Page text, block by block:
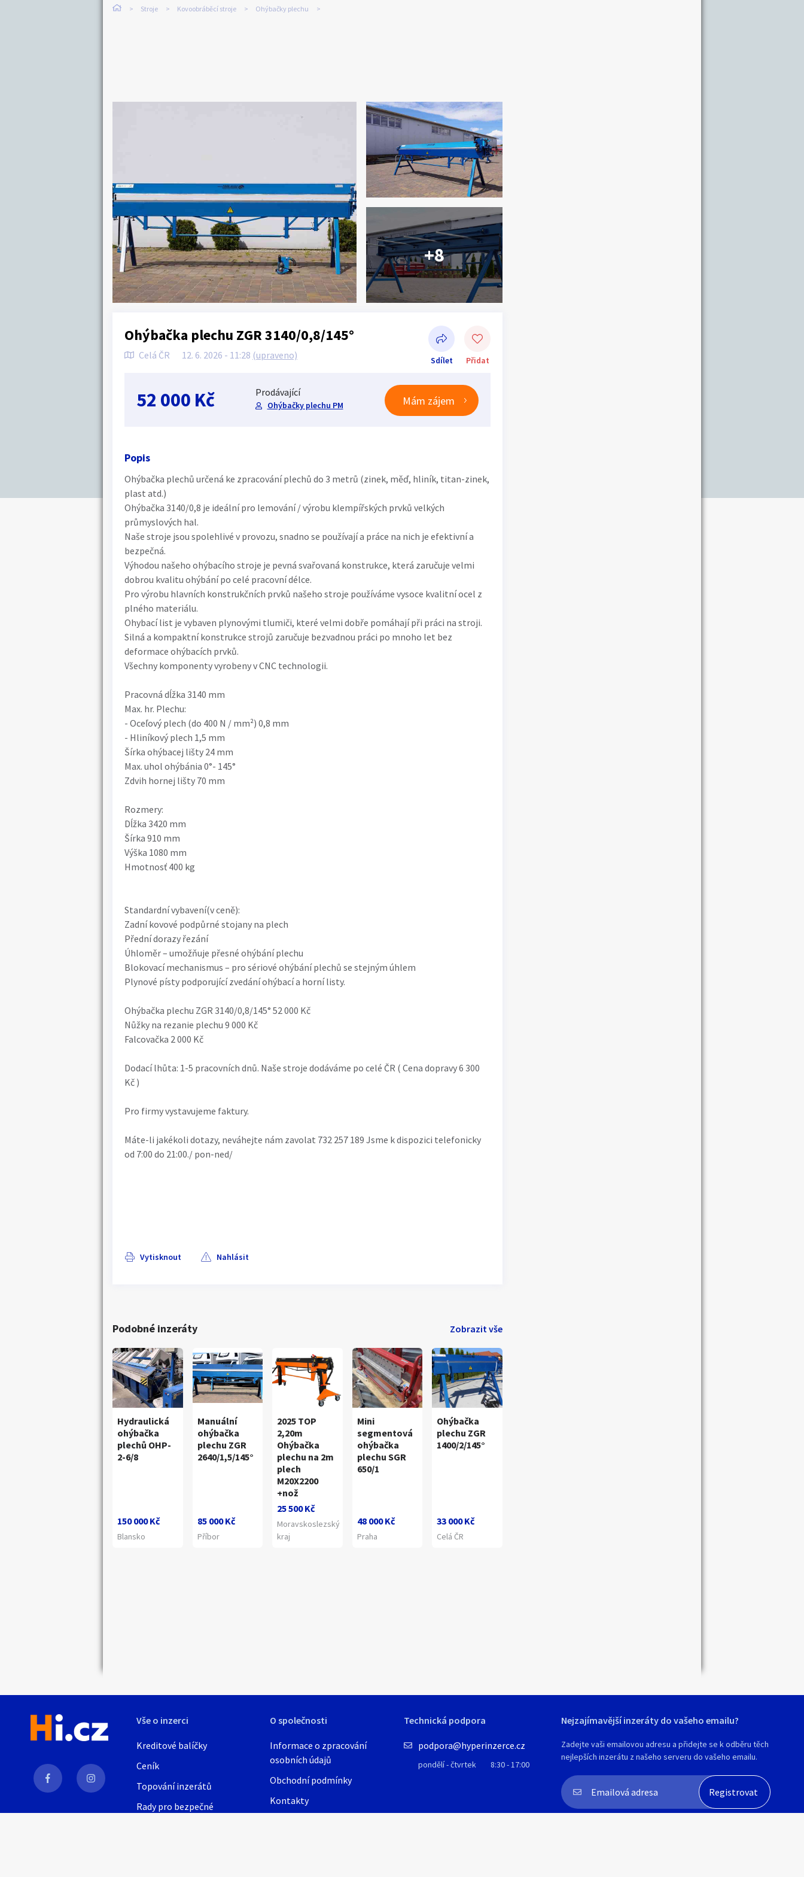
Stroje Kovoobráběcí stroje Ohýbačky plechu
+8
Ohýbačka plechu ZGR 3140/0,8/145°
Celá ČR 12. 6. 2026 - 11:28 (upraveno) Sdílet Přidat
Sdílet na Facebooku
52 000 Kč Prodávající
Ohýbačky plechu PM Mám zájem
Popis
Ohýbačka plechů určená ke zpracování plechů do 3 metrů (zinek, měď, hliník, titan-zinek,
plast atd.)
Ohýbačka 3140/0,8 je ideální pro lemování / výrobu klempířských prvků velkých
průmyslových hal.
Naše stroje jsou spolehlivé v provozu, snadno se používají a práce na nich je efektivní a
bezpečná.
Výhodou našeho ohýbacího stroje je pevná svařovaná konstrukce, která zaručuje velmi
dobrou kvalitu ohýbání po celé pracovní délce.
Pro výrobu hlavních konstrukčních prvků našeho stroje používáme vysoce kvalitní ocel z
plného materiálu.
Ohybací list je vybaven plynovými tlumiči, které velmi dobře pomáhají při práci na stroji.
Silná a kompaktní konstrukce strojů zaručuje bezvadnou práci po mnoho let bez
deformace ohýbacích prvků.
Všechny komponenty vyrobeny v CNC technologii.
Pracovná dĺžka 3140 mm
Max. hr. Plechu:
- Oceľový plech (do 400 N / mm²) 0,8 mm
- Hliníkový plech 1,5 mm
Šírka ohýbacej lišty 24 mm
Max. uhol ohýbánia 0°- 145°
Zdvih hornej lišty 70 mm
Rozmery:
Dĺžka 3420 mm
Šírka 910 mm
Výška 1080 mm
Hmotnosť 400 kg
Standardní vybavení(v ceně):
Zadní kovové podpůrné stojany na plech
Přední dorazy řezání
Úhloměr – umožňuje přesné ohýbání plechu
Blokovací mechanismus – pro sériové ohýbání plechů se stejným úhlem
Plynové písty podporující zvedání ohýbací a horní listy.
Ohýbačka plechu ZGR 3140/0,8/145° 52 000 Kč
Nůžky na rezanie plechu 9 000 Kč
Falcovačka 2 000 Kč
Dodací lhůta: 1-5 pracovních dnů. Naše stroje dodáváme po celé ČR ( Cena dopravy 6 300
Kč )
Pro firmy vystavujeme faktury.
Máte-li jakékoli dotazy, neváhejte nám zavolat 732 257 189 Jsme k dispozici telefonicky
od 7:00 do 21:00./ pon-ned/
Vytisknout Nahlásit
Podobné inzeráty Zobrazit vše
Hydraulická
ohýbačka
plechů OHP-
2-6/8
150 000 Kč
Blansko
Manuální
ohýbačka
plechu ZGR
2640/1,5/145°
85 000 Kč
Příbor
2025 TOP
2,20m
Ohýbačka
plechu na 2m
plech
M20X2200
+nož
25 500 Kč
Moravskoslezský
kraj
Mini
segmentová
ohýbačka
plechu SGR
650/1
48 000 Kč
Praha
Ohýbačka
plechu ZGR
1400/2/145°
33 000 Kč
Celá ČR
Vše o inzerci
Kreditové balíčky
Ceník
Topování inzerátů
Rady pro bezpečné
O společnosti
Informace o zpracování
osobních údajů
Obchodní podmínky
Kontakty
Technická podpora
podpora@hyperinzerce.cz
pondělí - čtvrtek 8:30 - 17:00
Nejzajímavější inzeráty do vašeho emailu?
Zadejte vaši emailovou adresu a přidejte se k odběru těch
nejlepších inzerátu z našeho serveru do vašeho emailu.